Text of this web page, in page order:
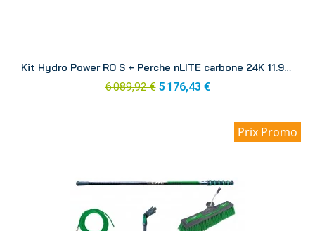
Kit Hydro Power RO S + Perche nLITE carbone 24K 11.90 m RONK1
6 089,92 € 5 176,43 €
Prix Promo